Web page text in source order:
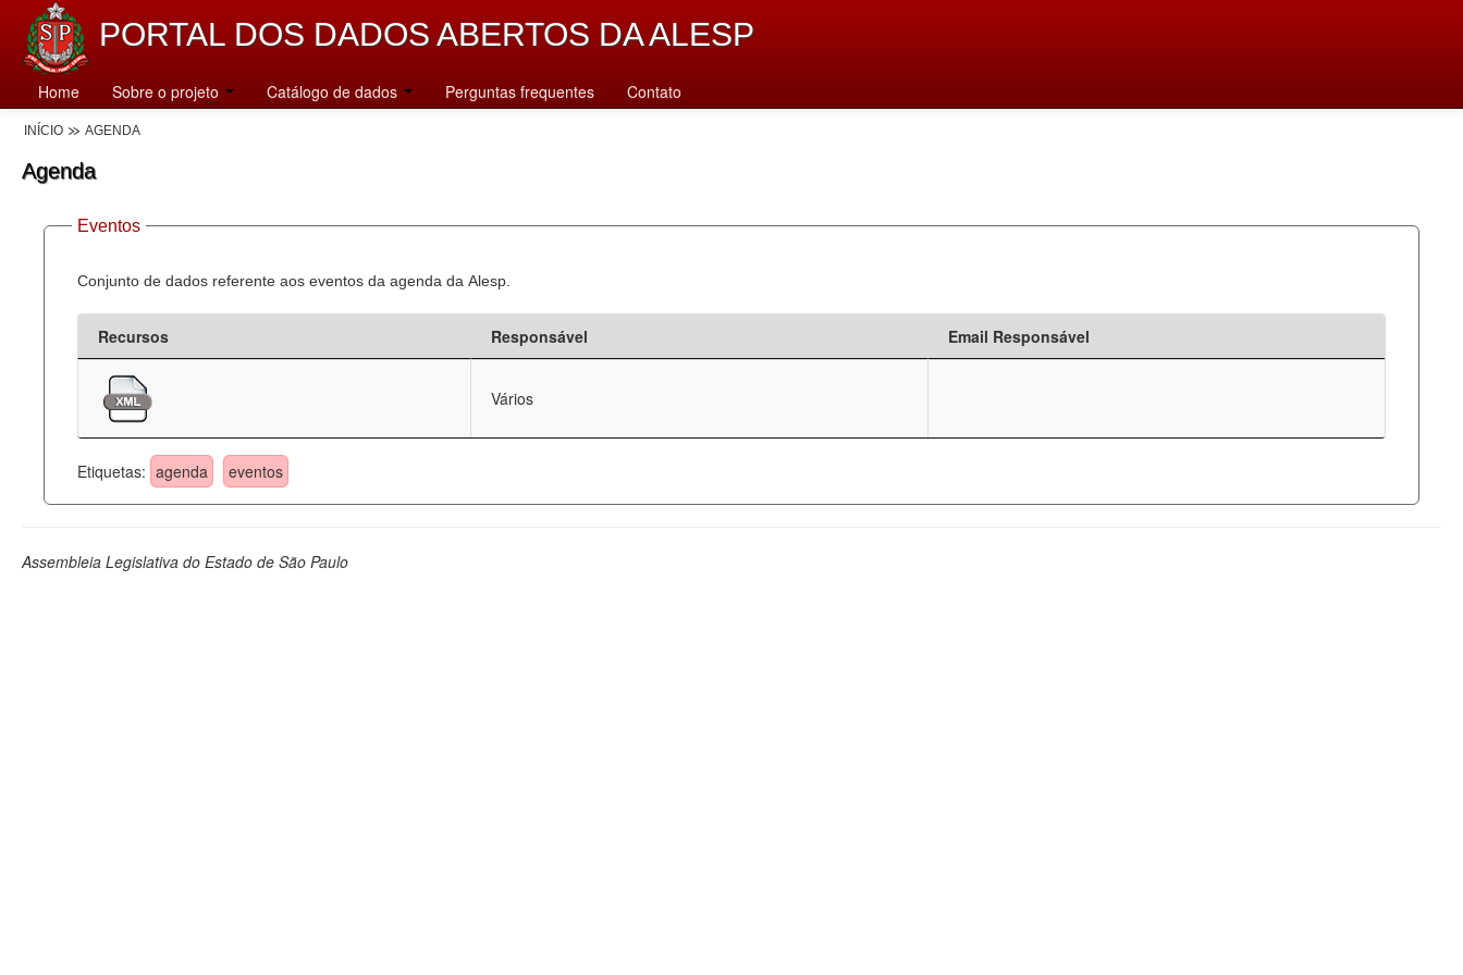
PORTAL DOS DADOS ABERTOS DA ALESP
Home Sobre o projeto Catálogo de dados Perguntas frequentes Contato
INÍCIO AGENDA
Agenda
Eventos
Conjunto de dados referente aos eventos da agenda da Alesp.
Recursos Responsável Email Responsável
Vários
Etiquetas: agenda eventos
Assembleia Legislativa do Estado de São Paulo